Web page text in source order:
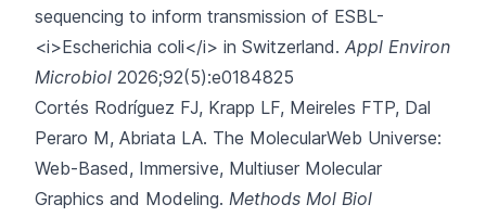
sequencing to inform transmission of ESBL-
<i>Escherichia coli</i> in Switzerland. Appl Environ
Microbiol 2026;92(5):e0184825
Cortés Rodríguez FJ, Krapp LF, Meireles FTP, Dal
Peraro M, Abriata LA. The MolecularWeb Universe:
Web-Based, Immersive, Multiuser Molecular
Graphics and Modeling. Methods Mol Biol